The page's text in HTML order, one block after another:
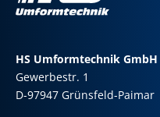
HS Umformtechnik GmbH
Gewerbestr. 1
D-97947 Grünsfeld-Paimar